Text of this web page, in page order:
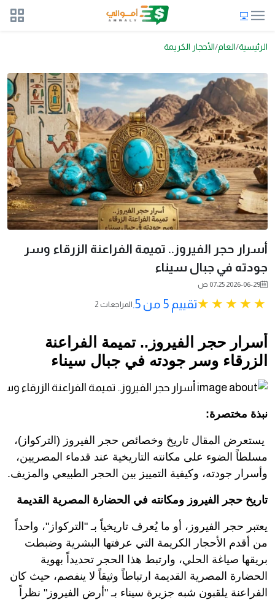
الرئيسية العام الأحجار الكريمة
أسرار حجر الفيروز.. تميمة الفراعنة الزرقاء وسر
جودته في جبال سيناء
2026-06-29 07:25 ص
تقييم 5 من 5. 2 المراجعات
أسرار حجر الفيروز.. تميمة الفراعنة
الزرقاء وسر جودته في جبال سيناء
نبذة مختصرة:
يستعرض المقال تاريخ وخصائص حجر الفيروز (التركواز)،
مسلطاً الضوء على مكانته التاريخية عند قدماء المصريين،
وأسرار جودته، وكيفية التمييز بين الحجر الطبيعي والمزيف.
تاريخ حجر الفيروز ومكانته في الحضارة المصرية القديمة
يعتبر حجر الفيروز، أو ما يُعرف تاريخياً بـ "التركواز"، واحداً
من أقدم الأحجار الكريمة التي عرفتها البشرية وضبطت
بريقها صياغة الحلي، وارتبط هذا الحجر تحديداً بهوية
الحضارة المصرية القديمة ارتباطاً وثيقاً لا ينفصم، حيث كان
الفراعنة يلقبون شبه جزيرة سيناء بـ "أرض الفيروز" نظراً